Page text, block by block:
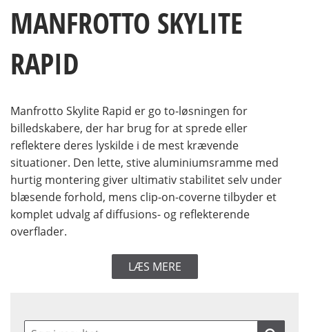
MANFROTTO SKYLITE
RAPID
Manfrotto Skylite Rapid er go to-løsningen for
billedskabere, der har brug for at sprede eller
reflektere deres lyskilde i de mest krævende
situationer. Den lette, stive aluminiumsramme med
hurtig montering giver ultimativ stabilitet selv under
blæsende forhold, mens clip-on-coverne tilbyder et
komplet udvalg af diffusions- og reflekterende
overflader.
LÆS MERE